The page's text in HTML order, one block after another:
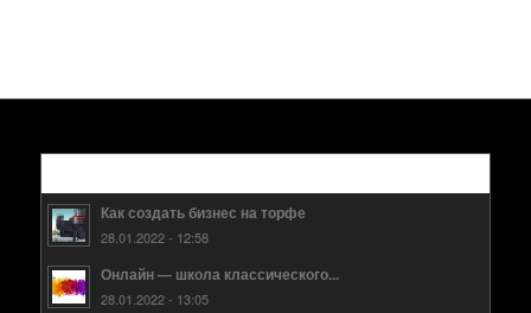
Как создать бизнес на торфе
28.01.2022 - 12:58
Онлайн — школа классического...
28.01.2022 - 13:05